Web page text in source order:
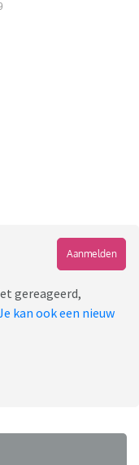
Aanmelden
gereageerd,
kan ook een nieuw